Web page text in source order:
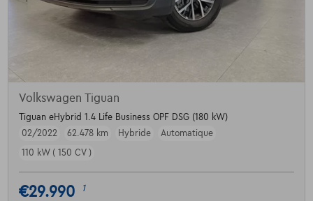
Volkswagen Tiguan
Tiguan eHybrid 1.4 Life Business OPF DSG (180 kW)
02/2022
62.478 km Hybride
Automatique
110 kW ( 150 CV )
€29.990 1